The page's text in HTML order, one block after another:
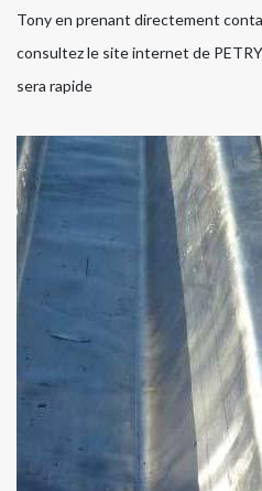
Tony en prenant directement
consultez le site internet de
sera rapide